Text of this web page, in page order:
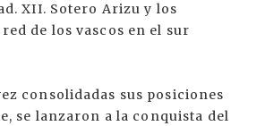
XII. Sotero Arizu y los
de los vascos en el sur
consolidadas sus posiciones
se lanzaron a la conquista del